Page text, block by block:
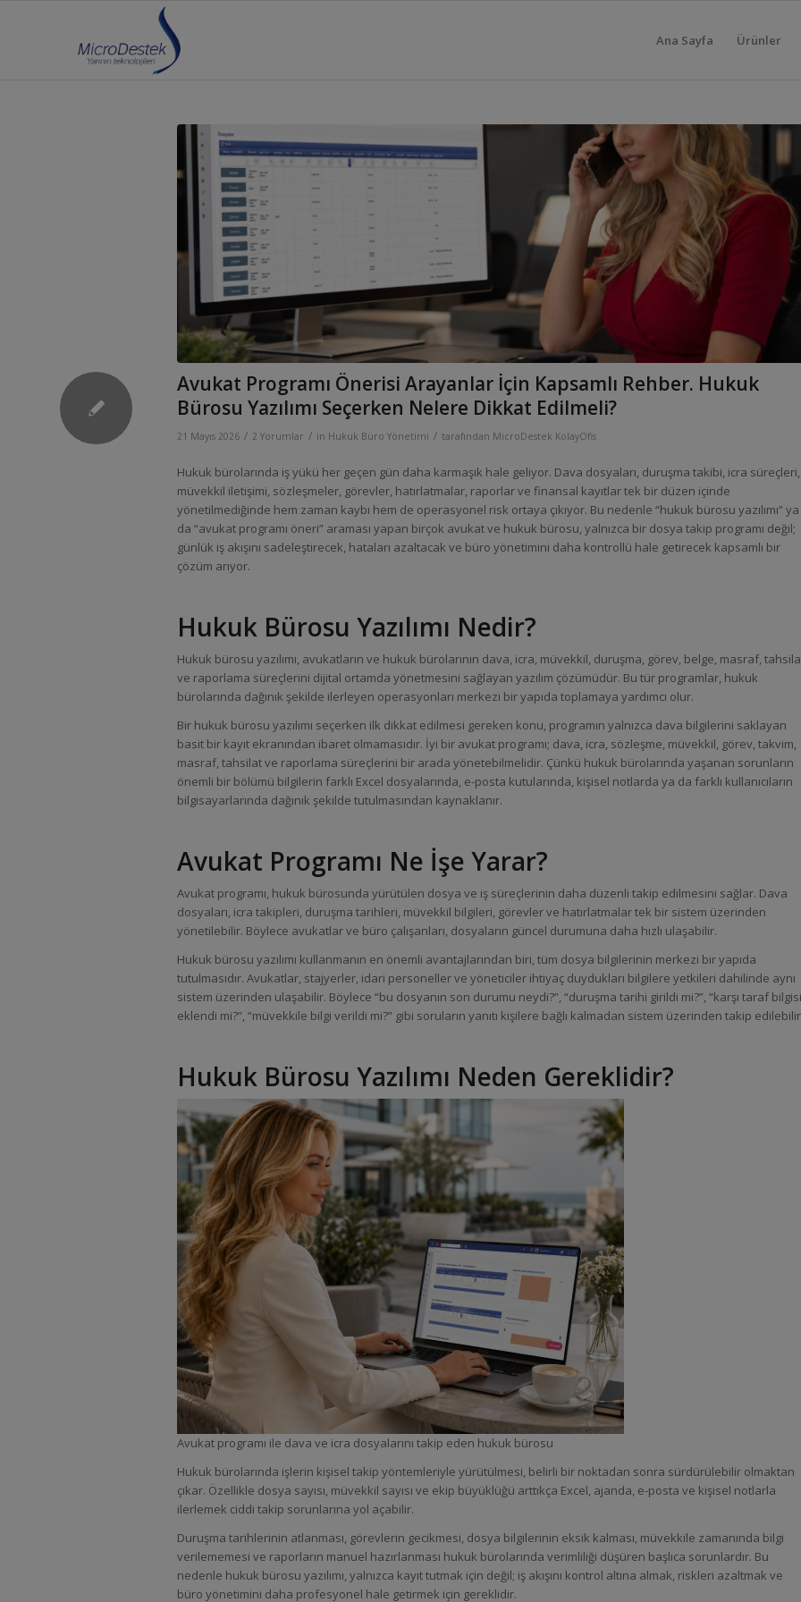
Ana Sayfa Ürünler
Avukat Programı Önerisi Arayanlar İçin Kapsamlı Rehber. Hukuk
Bürosu Yazılımı Seçerken Nelere Dikkat Edilmeli?
21 Mayıs 2026 / 2 Yorumlar / in Hukuk Büro Yönetimi / tarafından MicroDestek KolayOfis
Hukuk bürolarında iş yükü her geçen gün daha karmaşık hale geliyor. Dava dosyaları, duruşma takibi, icra süreçleri,
müvekkil iletişimi, sözleşmeler, görevler, hatırlatmalar, raporlar ve finansal kayıtlar tek bir düzen içinde
yönetilmediğinde hem zaman kaybı hem de operasyonel risk ortaya çıkıyor. Bu nedenle “hukuk bürosu yazılımı” ya
da “avukat programı öneri” araması yapan birçok avukat ve hukuk bürosu, yalnızca bir dosya takip programı değil;
günlük iş akışını sadeleştirecek, hataları azaltacak ve büro yönetimini daha kontrollü hale getirecek kapsamlı bir
çözüm arıyor.
Hukuk Bürosu Yazılımı Nedir?
Hukuk bürosu yazılımı, avukatların ve hukuk bürolarının dava, icra, müvekkil, duruşma, görev, belge, masraf,
ve raporlama süreçlerini dijital ortamda yönetmesini sağlayan yazılım çözümüdür. Bu tür programlar, hukuk
bürolarında dağınık şekilde ilerleyen operasyonları merkezi bir yapıda toplamaya yardımcı olur.
Bir hukuk bürosu yazılımı seçerken ilk dikkat edilmesi gereken konu, programın yalnızca dava bilgilerini saklayan
basit bir kayıt ekranından ibaret olmamasıdır. İyi bir avukat programı; dava, icra, sözleşme, müvekkil, görev, takvim,
masraf, tahsilat ve raporlama süreçlerini bir arada yönetebilmelidir. Çünkü hukuk bürolarında yaşanan sorunların
önemli bir bölümü bilgilerin farklı Excel dosyalarında, e-posta kutularında, kişisel notlarda ya da farklı kullanıcıların
bilgisayarlarında dağınık şekilde tutulmasından kaynaklanır.
Avukat Programı Ne İşe Yarar?
Avukat programı, hukuk bürosunda yürütülen dosya ve iş süreçlerinin daha düzenli takip edilmesini sağlar. Dava
dosyaları, icra takipleri, duruşma tarihleri, müvekkil bilgileri, görevler ve hatırlatmalar tek bir sistem üzerinden
yönetilebilir. Böylece avukatlar ve büro çalışanları, dosyaların güncel durumuna daha hızlı ulaşabilir.
Hukuk bürosu yazılımı kullanmanın en önemli avantajlarından biri, tüm dosya bilgilerinin merkezi bir yapıda
tutulmasıdır. Avukatlar, stajyerler, idari personeller ve yöneticiler ihtiyaç duydukları bilgilere yetkileri dahilinde aynı
sistem üzerinden ulaşabilir. Böylece “bu dosyanın son durumu neydi?”, “duruşma tarihi girildi mi?”, “karşı taraf bilgisi
eklendi mi?”, “müvekkile bilgi verildi mi?” gibi soruların yanıtı kişilere bağlı kalmadan sistem üzerinden takip
Hukuk Bürosu Yazılımı Neden Gereklidir?
Avukat programı ile dava ve icra dosyalarını takip eden hukuk bürosu
Hukuk bürolarında işlerin kişisel takip yöntemleriyle yürütülmesi, belirli bir noktadan sonra sürdürülebilir olmaktan
çıkar. Özellikle dosya sayısı, müvekkil sayısı ve ekip büyüklüğü arttıkça Excel, ajanda, e-posta ve kişisel notlarla
ilerlemek ciddi takip sorunlarına yol açabilir.
Duruşma tarihlerinin atlanması, görevlerin gecikmesi, dosya bilgilerinin eksik kalması, müvekkile zamanında bilgi
verilememesi ve raporların manuel hazırlanması hukuk bürolarında verimliliği düşüren başlıca sorunlardır. Bu
nedenle hukuk bürosu yazılımı, yalnızca kayıt tutmak için değil; iş akışını kontrol altına almak, riskleri azaltmak ve
büro yönetimini daha profesyonel hale getirmek için gereklidir.